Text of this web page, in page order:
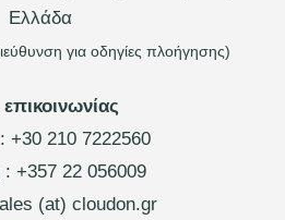
Ελλάδα
για οδηγίες πλοήγησης)
+30 210 7222560
: +357 22 056009
(at) cloudon.gr